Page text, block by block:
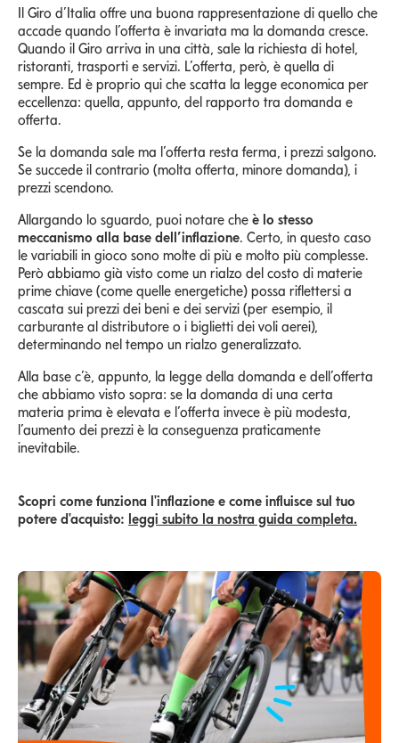
Il Giro d’Italia offre una buona rappresentazione di quello che
accade quando l’offerta è invariata ma la domanda cresce.
Quando il Giro arriva in una città, sale la richiesta di hotel,
ristoranti, trasporti e servizi. L’offerta, però, è quella di
sempre. Ed è proprio qui che scatta la legge economica per
eccellenza: quella, appunto, del rapporto tra domanda e
offerta.
Se la domanda sale ma l’offerta resta ferma, i prezzi salgono.
Se succede il contrario (molta offerta, minore domanda), i
prezzi scendono.
Allargando lo sguardo, puoi notare che è lo stesso
meccanismo alla base dell’inflazione. Certo, in questo caso
le variabili in gioco sono molte di più e molto più complesse.
Però abbiamo già visto come un rialzo del costo di materie
prime chiave (come quelle energetiche) possa riflettersi a
cascata sui prezzi dei beni e dei servizi (per esempio, il
carburante al distributore o i biglietti dei voli aerei),
determinando nel tempo un rialzo generalizzato.
Alla base c’è, appunto, la legge della domanda e dell’offerta
che abbiamo visto sopra: se la domanda di una certa
materia prima è elevata e l’offerta invece è più modesta,
l’aumento dei prezzi è la conseguenza praticamente
inevitabile.
Scopri come funziona l'inflazione e come influisce sul tuo
potere d'acquisto: leggi subito la nostra guida completa.